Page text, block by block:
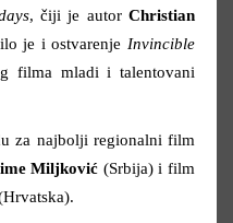
, čiji je autor Christian
je i ostvarenje Invincible
filma mladi i talentovani
za najbolji regionalni film
Miljković (Srbija) i film